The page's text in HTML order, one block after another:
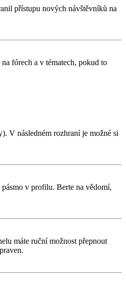
přístupu nových návštěvníků na
fórech a v tématech, pokud to
V následném rozhraní je možné si
v profilu. Berte na vědomí,
máte ruční možnost přepnout